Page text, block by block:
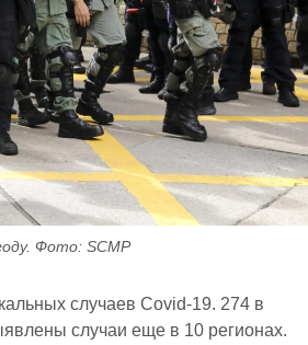
Фото: SCMP
случаев Covid-19. 274 в
случаи еще в 10 регионах.